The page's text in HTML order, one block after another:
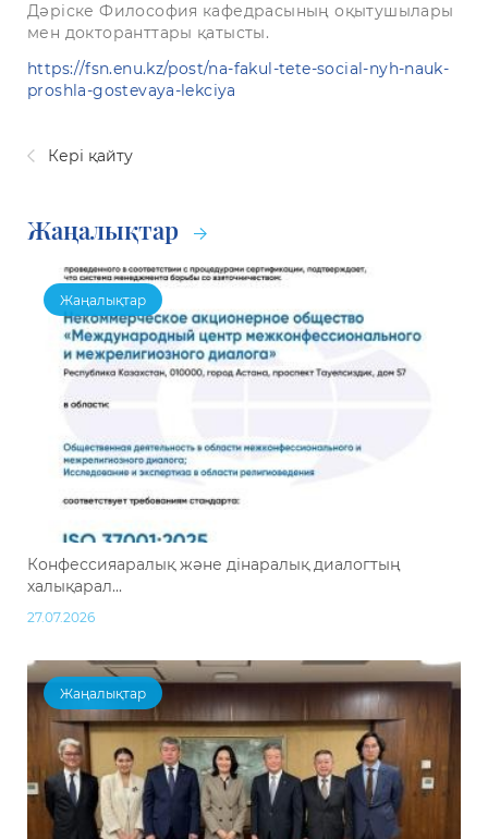
Дәріске Философия кафедрасының оқытушылары
мен докторанттары қатысты.
https://fsn.enu.kz/post/na-fakul-tete-social-nyh-nauk-
proshla-gostevaya-lekciya
Кері қайту
Жаңалықтар
Жаңалықтар
Конфессияаралық және дінаралық диалогтың
халықарал...
27.07.2026
Жаңалықтар